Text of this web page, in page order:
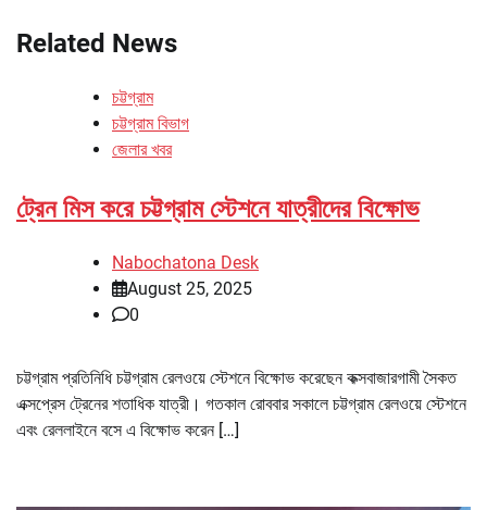
Related News
চট্টগ্রাম
চট্টগ্রাম বিভাগ
জেলার খবর
ট্রেন মিস করে চট্টগ্রাম স্টেশনে যাত্রীদের বিক্ষোভ
Nabochatona Desk
August 25, 2025
0
চট্টগ্রাম প্রতিনিধি চট্টগ্রাম রেলওয়ে স্টেশনে বিক্ষোভ করেছেন কক্সবাজারগামী সৈকত
এক্সপ্রেস ট্রেনের শতাধিক যাত্রী। গতকাল রোববার সকালে চট্টগ্রাম রেলওয়ে স্টেশনে
এবং রেললাইনে বসে এ বিক্ষোভ করেন […]